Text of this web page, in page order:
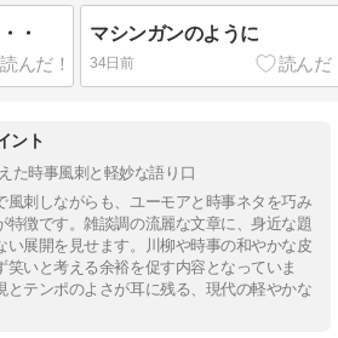
・ マシンガンのように
34日前
ント
た時事風刺と軽妙な語り口
風刺しながらも、ユーモアと時事ネタを巧み
特徴です。雑談調の流麗な文章に、身近な題
い展開を見せます。川柳や時事の和やかな皮
笑いと考える余裕を促す内容となっていま
とテンポのよさが耳に残る、現代の軽やかな